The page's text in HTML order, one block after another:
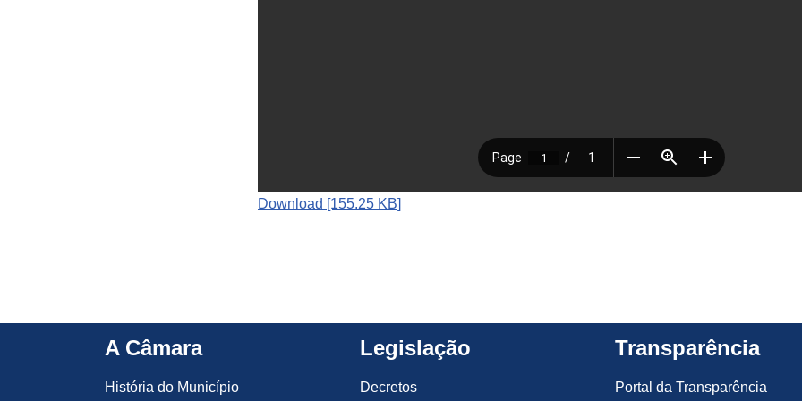
Download [155.25 KB]
A Câmara
História do Município
Legislação
Decretos
Transparência
Portal da Transparência